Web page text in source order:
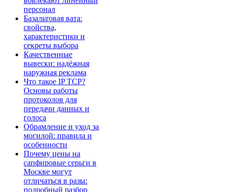
персонал
Базальтовая вата:
свойства,
характеристики и
секреты выбора
Качественные
вывески: надёжная
наружная реклама
Что такое IP TCP?
Основы работы
протоколов для
передачи данных и
голоса
Обрамление и уход за
могилой: правила и
особенности
Почему цены на
сапфировые серьги в
Москве могут
отличаться в разы:
подробный разбор